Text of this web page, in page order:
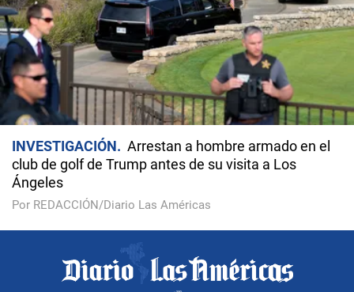
INVESTIGACIÓN
Arrestan a hombre armado en el
club de golf de Trump antes de su visita a Los
Ángeles
Por REDACCIÓN/Diario Las Américas